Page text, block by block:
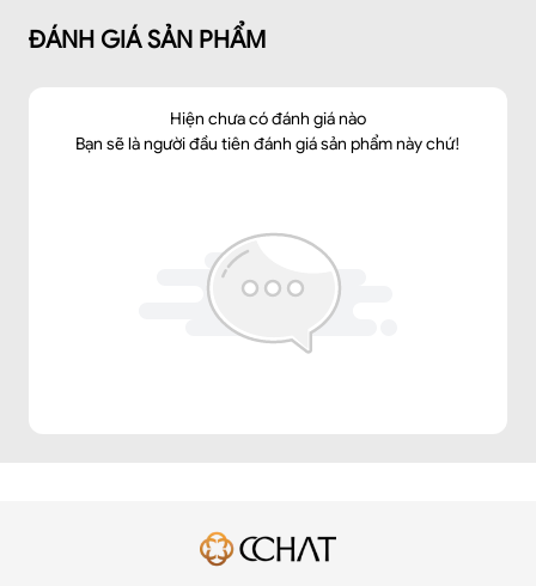
hông ôm sát trước ngực tay trái xếp nếp tạo kiểu, có 1 khuy
➤Kiểu dáng: Dáng ôm
ĐÁNH GIÁ SẢN PHẨM
Hiện chưa có đánh giá nào
Bạn sẽ là người đầu tiên đánh giá sản phẩm này chứ!